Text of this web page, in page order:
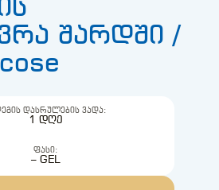
შარდში /
ᲓᲐᲡᲠᲣᲚᲔᲑᲘᲡ ᲕᲐᲓᲐ:
1 ᲓᲦᲔ
ᲤᲐᲡᲘ:
– GEL